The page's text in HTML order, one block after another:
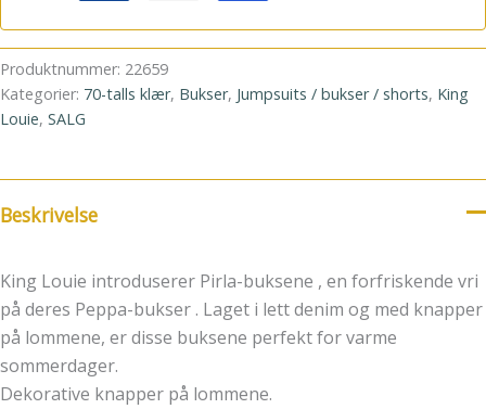
Produktnummer: 22659
Kategorier: 70-talls klær, Bukser, Jumpsuits / bukser / shorts, King
Louie, SALG
Beskrivelse
King Louie introduserer Pirla-buksene , en forfriskende vri
på deres Peppa-bukser . Laget i lett denim og med knapper
på lommene, er disse buksene perfekt for varme
sommerdager.
Dekorative knapper på lommene.